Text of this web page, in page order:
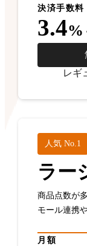
決済手数料
3.4%
レギ
人気 No.1
ラー
商品点数が
モール連携
月額